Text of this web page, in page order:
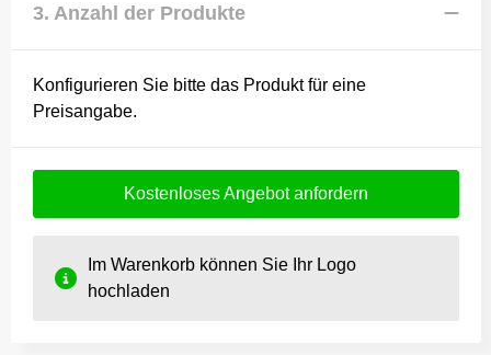
3. Anzahl der Produkte
Konfigurieren Sie bitte das Produkt für eine
Preisangabe.
Kostenloses Angebot anfordern
Im Warenkorb können Sie Ihr Logo
hochladen